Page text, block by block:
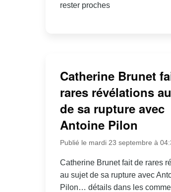
rester proches
Catherine Brunet
rares révélations
de sa rupture avec
Antoine Pilon
Publié le mardi 23 septembre à
Catherine Brunet fait de rares
au sujet de sa rupture avec
Pilon… détails dans les